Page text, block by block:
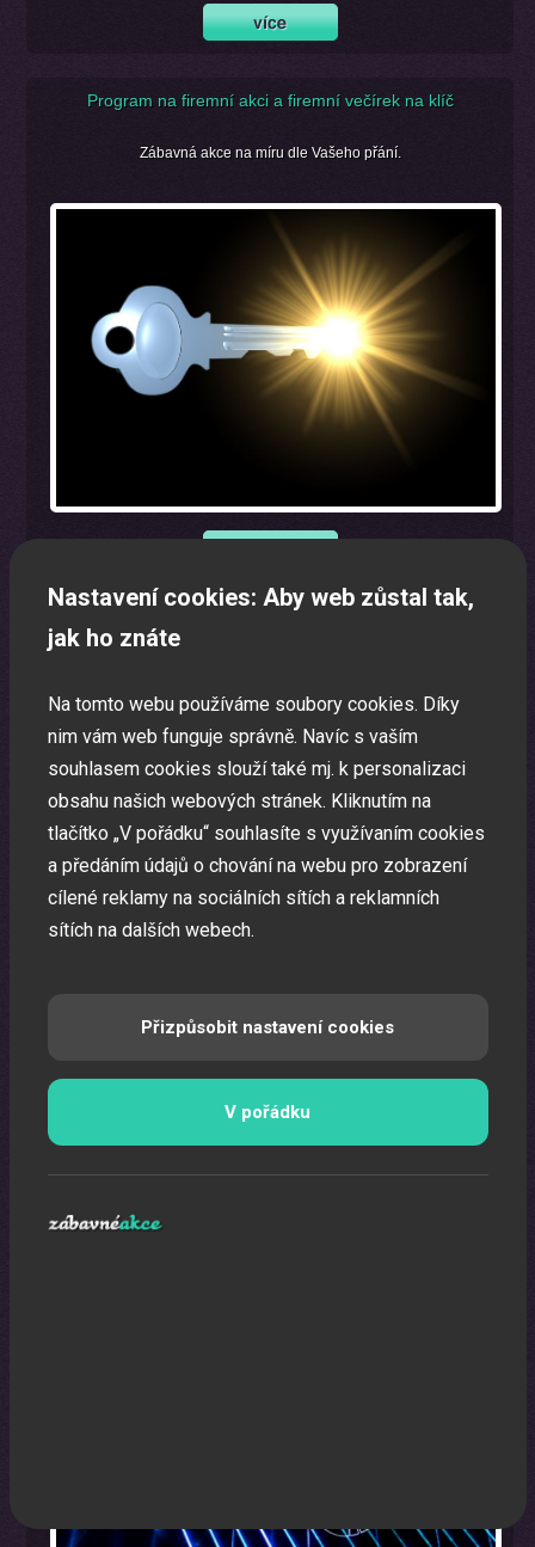
Program na firemní akci a firemní večírek na klíč
Zábavná akce na míru dle Vašeho přání.
Oslava narozenin s animátorem
Pomocí laserů Vám vytvoříme exkluzivní laser show.
Nastavení cookies: Aby web zůstal tak,
jak ho znáte
Na tomto webu používáme soubory cookies. Díky
nim vám web funguje správně. Navíc s vaším
souhlasem cookies slouží také mj. k personalizaci
obsahu našich webových stránek. Kliknutím na
tlačítko „V pořádku“ souhlasíte s využívaním cookies
a předáním údajů o chování na webu pro zobrazení
cílené reklamy na sociálních sítích a reklamních
sítích na dalších webech.
Přizpůsobit nastavení cookies
V pořádku